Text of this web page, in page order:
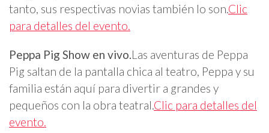
tanto, sus respectivas novias también lo son.Clic
para detalles del evento.
Peppa Pig Show en vivo.Las aventuras de Peppa
Pig saltan de la pantalla chica al teatro, Peppa y su
familia están aquí para divertir a grandes y
pequeños con la obra teatral.Clic para detalles del
evento.